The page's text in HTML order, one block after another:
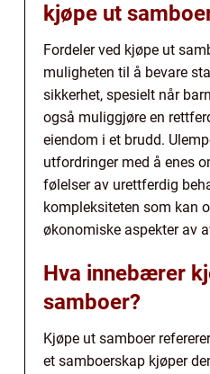
kjøpe ut
Fordeler ved kjøpe ut
muligheten til å bevare
sikkerhet, spesielt når
også muliggjøre en
eiendom i et brudd.
utfordringer med å enes
følelser av urettferdig
kompleksiteten som kan
økonomiske aspekter av
Hva innebærer
samboer?
Kjøpe ut samboer
et samboerskap kjøper